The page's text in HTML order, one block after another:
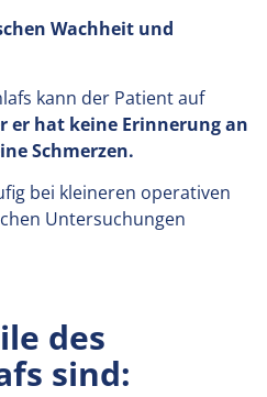
Wachheit und
kann der Patient auf
er hat keine Erinnerung an
Schmerzen.
bei kleineren operativen
Untersuchungen
des
sind: